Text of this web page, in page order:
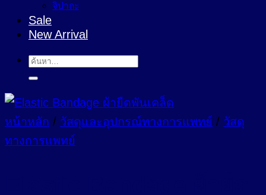
จิปาถะ
Sale
New Arrival
ค้นหา:
หน้าหลัก / วัสดุและอุปกรณ์ทางการแพทย์ / วัสดุ
ทางการแพทย์